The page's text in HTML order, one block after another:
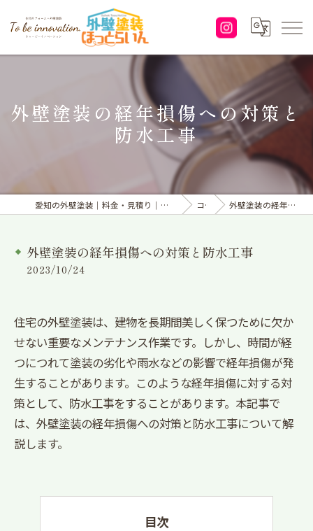
外壁塗装の経年損傷への対策と
防水工事
愛知の外壁塗装｜料金・見積り｜塗り替えなら「株式会社To be innovation.」へ コラム 外壁塗装の経年損傷への対策と防水工事
外壁塗装の経年損傷への対策と防水工事
2023/10/24
住宅の外壁塗装は、建物を長期間美しく保つために欠か
せない重要なメンテナンス作業です。しかし、時間が経
つにつれて塗装の劣化や雨水などの影響で経年損傷が発
生することがあります。このような経年損傷に対する対
策として、防水工事をすることがあります。本記事で
は、外壁塗装の経年損傷への対策と防水工事について解
説します。
目次